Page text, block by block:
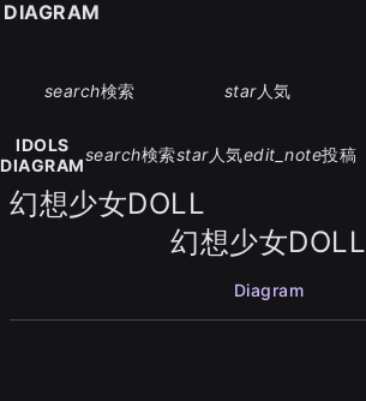
search検索 star人気
IDOLS
DIAGRAM
search検索star人気edit_note投稿
幻想少女DOLL
幻想少女DOLL
Diagram